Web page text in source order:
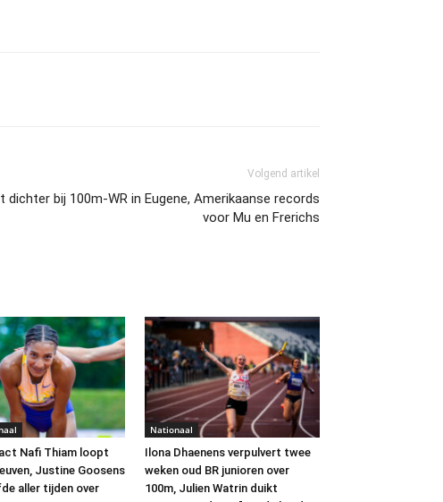
Volgend artikel
bij 100m-WR in Eugene, Amerikaanse records
voor Mu en Frerichs
Nafi Thiam loopt
Justine Goosens
aller tijden over
Nationaal
Ilona Dhaenens verpulvert twee
weken oud BR junioren over
100m, Julien Watrin duikt